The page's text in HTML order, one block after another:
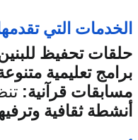
الخدمات التي
حلقات تحفيظ
برامج تعليمية
مسابقات قرآنية:
أنشطة ثقافية